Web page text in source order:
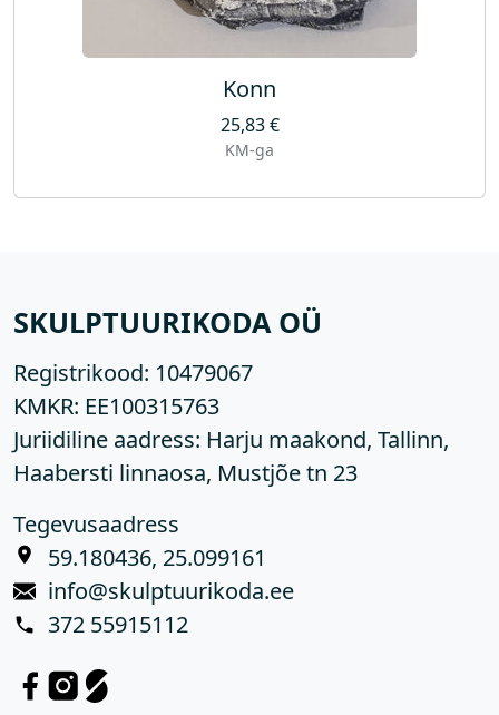
Konn
25,83€
KM-ga
SKULPTUURIKODA OÜ
Registrikood: 10479067
KMKR: EE100315763
Juriidiline aadress: Harju maakond, Tallinn,
Haabersti linnaosa, Mustjõe tn 23
Tegevusaadress
59.180436, 25.099161
info@skulptuurikoda.ee
372 55915112